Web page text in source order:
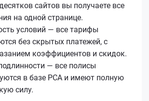
сайтов вы получаете все
на одной странице.
условий — все тарифы
без скрытых платежей, с
коэффициентов и скидок.
— все полисы
в базе РСА и имеют полную
силу.